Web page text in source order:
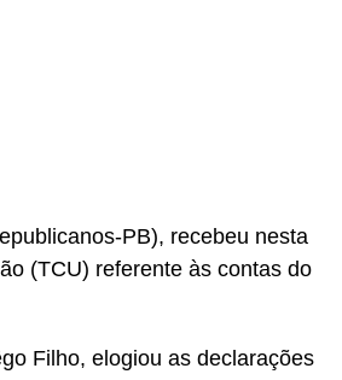
PB), recebeu nesta
(TCU) referente às contas do
Filho, elogiou as declarações